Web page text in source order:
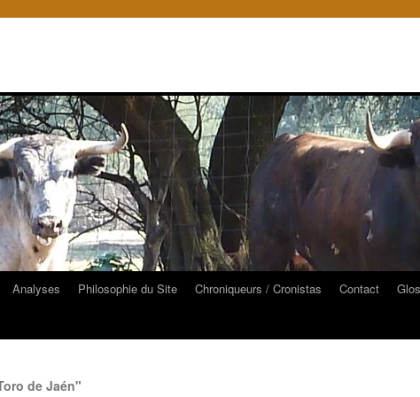
Analyses Philosophie du Site Chroniqueurs / Cronistas Contact
de Jaén"